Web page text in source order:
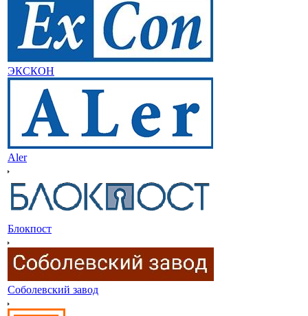
ЭКСКОН
Aler
Блокпост
Соболевский завод